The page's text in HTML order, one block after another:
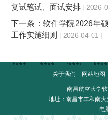
复试笔试、面试安排 [ 2026-
下一条：软件学院2026年
工作实施细则 [ 2026-04-01 ]
关于我们 网站地图
南昌航空大学
地址：南昌市丰和南
电